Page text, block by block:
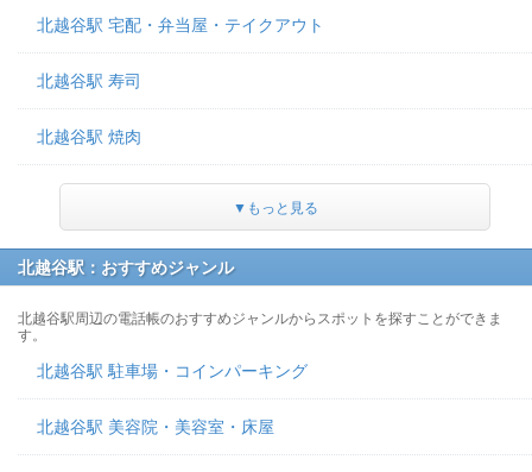
北越谷駅 宅配・弁当屋・テイクアウト
北越谷駅 寿司
北越谷駅 焼肉
▼もっと見る
北越谷駅：おすすめジャンル
北越谷駅周辺の電話帳のおすすめジャンルからスポットを探すことができま
す。
北越谷駅 駐車場・コインパーキング
北越谷駅 美容院・美容室・床屋